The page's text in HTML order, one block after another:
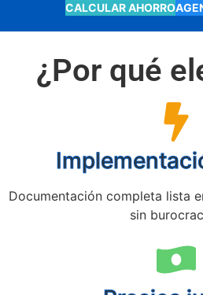
CALCULAR AHORRO
¿Por qué
Documentación completa lista
sin